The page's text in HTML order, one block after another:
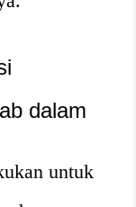
dalam
untuk